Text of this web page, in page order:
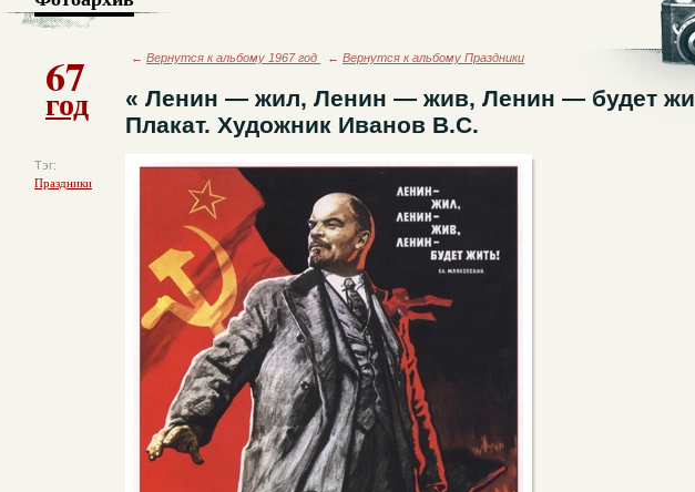
67
год
Тэг:
Праздники
← Вернутся к альбому 1967 год ← Вернутся к альбому Праздники
« Ленин — жил, Ленин — жив, Ленин — будет
Плакат. Художник Иванов В.С.